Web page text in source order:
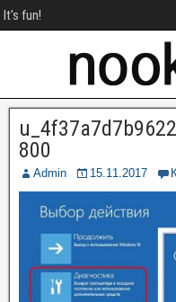
It's fun!
800
Admin 15.11.2017